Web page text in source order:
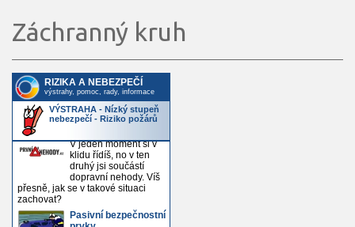
Záchranný kruh